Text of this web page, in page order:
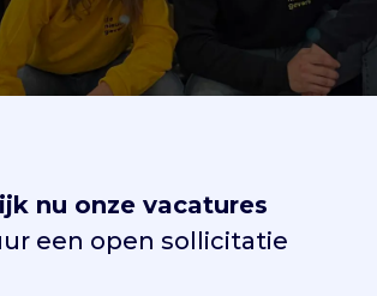
nu onze vacatures
een open sollicitatie